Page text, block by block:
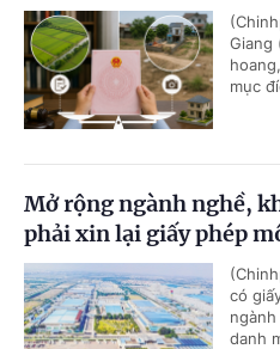
Giang
mục
Mở rộng ngành nghề,
phải xin lại giấy phép
có
danh